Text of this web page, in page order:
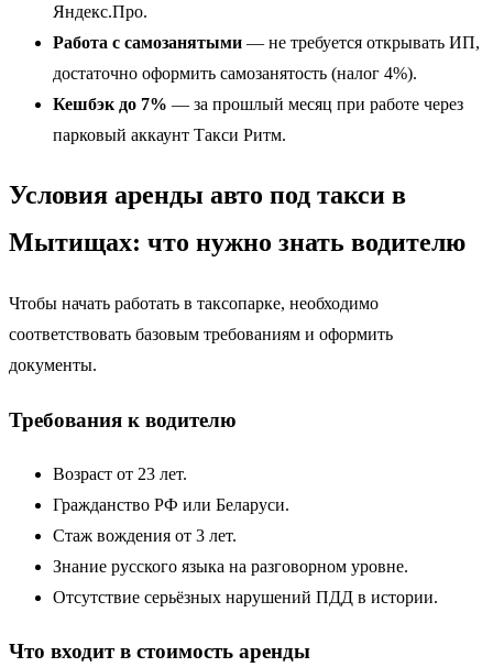
Яндекс.Про.
Работа с самозанятыми — не требуется открывать ИП,
достаточно оформить самозанятость (налог 4%).
Кешбэк до 7% — за прошлый месяц при работе через
парковый аккаунт Такси Ритм.
Условия аренды авто под такси в
Мытищах: что нужно знать водителю
Чтобы начать работать в таксопарке, необходимо
соответствовать базовым требованиям и оформить
документы.
Требования к водителю
Возраст от 23 лет.
Гражданство РФ или Беларуси.
Стаж вождения от 3 лет.
Знание русского языка на разговорном уровне.
Отсутствие серьёзных нарушений ПДД в истории.
Что входит в стоимость аренды